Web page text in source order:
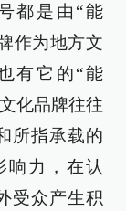
都是由“能
作为地方文
有它的“能
化品牌往往
所指承载的
响力，在认
受众产生积